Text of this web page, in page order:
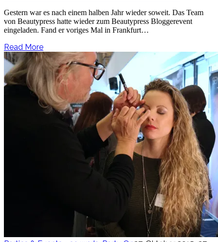
Gestern war es nach einem halben Jahr wieder soweit. Das Team
von Beautypress hatte wieder zum Beautypress Bloggerevent
eingeladen. Fand er voriges Mal in Frankfurt…
Read More